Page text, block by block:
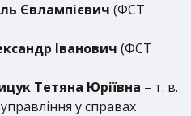
Євлампієвич (ФСТ
Іванович (ФСТ
Тетяна Юріївна – т. в.
у справах